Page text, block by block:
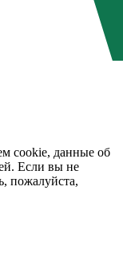
cookie, данные об
Если вы не
пожалуйста,